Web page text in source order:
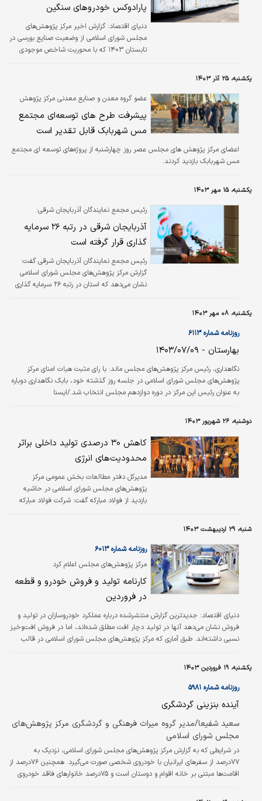
پارادوکس خودروهای سنگین
دنیای اقتصاد:گزارش اخیر مرکز پژوهش‌‌‌های
مجلس شورای اسلامی از وضعیت صنایع بورسی در
تابستان ۱۴۰۳ که با محوریت شاخص موجودی
شاخص موجودی انبار به عدد ۷۱.۶، همراه با
عدم توازن میان تولید و فروش دارد. البته طبق این
گزارش خودروهای سنگین بیشترین اثر را در
یکشنبه، ۲۵ آذر ۱۴۰۳
عضو گروه معدن و صنایع معدنی مرکز پژوهش
پیشرفت طرح های توسعه‌ای مجتمع
مس شهربابک قابل تقدیر است
اعضای مرکز پژوهش های مجلس عصر روز چهارشنبه از پروژه‌های توسعه ای مجتمع
مس شهربابک بازدید کردند.
یکشنبه، ۱۵ مهر ۱۴۰۳
رئیس مجمع نمایندگان آذربایجان شرقی:
آذربایجان شرقی در رتبه ۲۶ سرمایه
گذاری قرار گرفته است
رئیس مجمع نمایندگان آذربایجان شرقی گفت:
گزارش مرکز پژوهش‌های مجلس شورای اسلامی
نشان می‌دهد که استان در رتبه ۲۶ سرمایه گذاری
یکشنبه، ۰۸ مهر ۱۴۰۳
روزنامه شماره ۶۱۱۳
بهارستان - ۱۴۰۳/۰۷/۰۹
نگاهداری، رئیس مرکز پژوهش‌های مجلس ماند: با رای مثبت هیات امنای مرکز
پژوهش‌های مجلس شورای اسلامی در جلسه روز گذشته خود، بابک نگاهداری دوباره
به عنوان رئیس این مرکز در دوره دوازدهم مجلس انتخاب شد./ایسنا
دوشنبه، ۲۶ شهریور ۱۴۰۳
کاهش ۳۰ درصدی تولید داخلی براثر
محدودیت‌های انرژی
مدیرکل دفتر مطالعات بخش عمومی مرکز
پژوهش‌های مجلس شورای اسلامی در حاشیه
بازدید از فولاد مبارکه گفت: شرکت فولاد مبارکه
محدودیت می‌شوند به‌طوری‌که محدودیت‌های
تولید در کشور شده است.
شنبه، ۲۹ اردیبهشت ۱۴۰۳
مرکز پژوهش‌های مجلس اعلام کرد
روزنامه شماره ۶۰۱۳
کارنامه تولید و فروش خودرو و قطعه‌
در فروردین
دنیای اقتصاد: جدید‌ترین گزارش منتشرشده درباره عملکرد خودروسازان در تولید و
فروش نشان می‌دهد آنها در تولید دچار افت مطلق شده‌اند، اما در فروش افت‌و‌خیز
نسبی داشته‌اند. طبق آماری که مرکز پژوهش‌های مجلس شورای اسلامی در قالب
و فروش خودرو و قطعات به جز یک آیتم در دیگر بخش‌ها منفی بوده است. بر این
اساس، تولید خودرو و قطعات در هر دو بخش ماهانه و نقطه‌به‌نقطه افت کرده
است. این در حالی است که فروش خودرو و قطعه در بخش ماهانه کاهش پیدا
یکشنبه، ۱۹ فروردین ۱۴۰۳
روزنامه شماره ۵۹۸۱
آینده بنزینی گردشگری
سعید شفیعا/مدیر گروه میراث فرهنگی و گردشگری مرکز پژوهش‌های
مجلس شورای اسلامی
در شرایطی که به گزارش مرکز پژوهش‌های مجلس شورای اسلامی، نزدیک به
۷۷‌درصد از سفرهای ایرانیان با خودروی شخصی صورت می‌گیرد. همچنین ۷۶‌درصد از
اقامت‌ها مبتنی بر خانه اقوام و دوستان است و ۷۵‌درصد خانوارهای فاقد خودروی
نقش تعیین‌کننده‌ای در حفظ گردشگری داخلی در سبد فراغتی خانوارها دارد.